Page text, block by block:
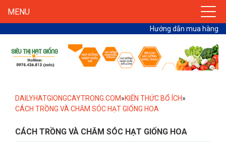
MENU
Hướng dẫn mua hàng
DAILYHATGIONGCAYTRONG.COM»KIẾN THỨC BỔ ÍCH»
CÁCH TRỒNG VÀ CHĂM SÓC HẠT GIỐNG HOA
CÁCH TRỒNG VÀ CHĂM SÓC HẠT GIỐNG HOA